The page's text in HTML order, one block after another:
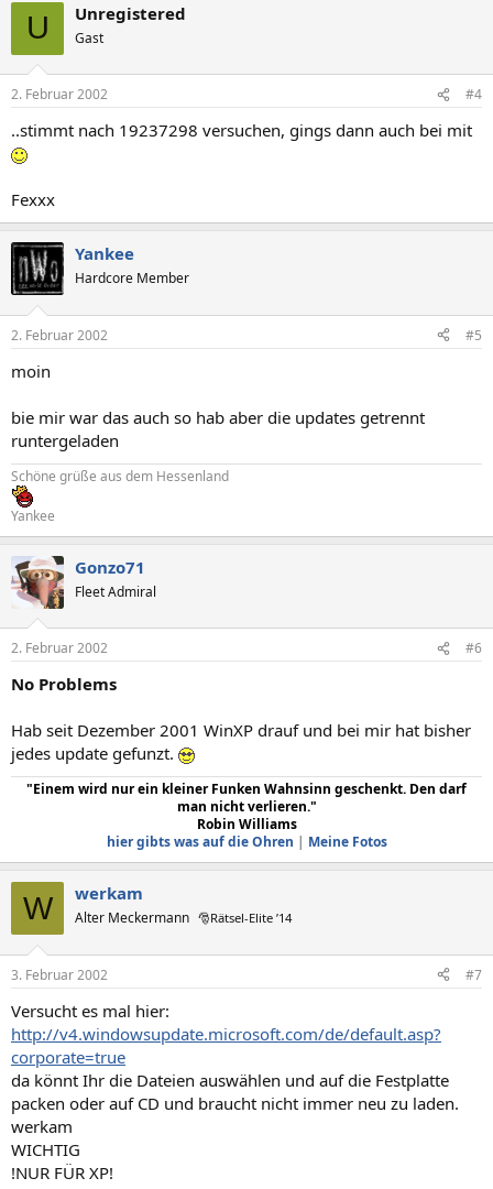
U Unregistered
Gast
2. Februar 2002 #4
..stimmt nach 19237298 versuchen, gings dann auch bei mit
Fexxx
Yankee
Hardcore Member
2. Februar 2002 #5
moin
bie mir war das auch so hab aber die updates getrennt
runtergeladen
Schöne grüße aus dem Hessenland
Yankee
Gonzo71
Fleet Admiral
2. Februar 2002 #6
No Problems
Hab seit Dezember 2001 WinXP drauf und bei mir hat bisher
jedes update gefunzt.
"Einem wird nur ein kleiner Funken Wahnsinn geschenkt. Den darf
man nicht verlieren."
Robin Williams
hier gibts was auf die Ohren | Meine Fotos
W werkam
Alter Meckermann 🎅Rätsel-Elite ’14
3. Februar 2002 #7
Versucht es mal hier:
http://v4.windowsupdate.microsoft.com/de/default.asp?
corporate=true
da könnt Ihr die Dateien auswählen und auf die Festplatte
packen oder auf CD und braucht nicht immer neu zu laden.
werkam
WICHTIG
!NUR FÜR XP!